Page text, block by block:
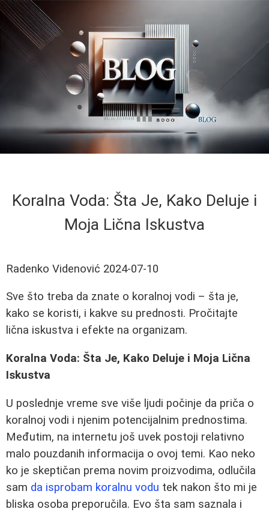
Koralna Voda: Šta Je, Kako Deluje i
Moja Lična Iskustva
Radenko Videnović 2024-07-10
Sve što treba da znate o koralnoj vodi – šta je,
kako se koristi, i kakve su prednosti. Pročitajte
lična iskustva i efekte na organizam.
Koralna Voda: Šta Je, Kako Deluje i Moja Lična
Iskustva
U poslednje vreme sve više ljudi počinje da priča o
koralnoj vodi i njenim potencijalnim prednostima.
Međutim, na internetu još uvek postoji relativno
malo pouzdanih informacija o ovoj temi. Kao neko
ko je skeptičan prema novim proizvodima, odlučila
sam da isprobam koralnu vodu tek nakon što mi je
bliska osoba preporučila. Evo šta sam saznala i